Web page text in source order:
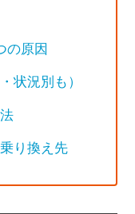
の原因
状況別も）
り換え先